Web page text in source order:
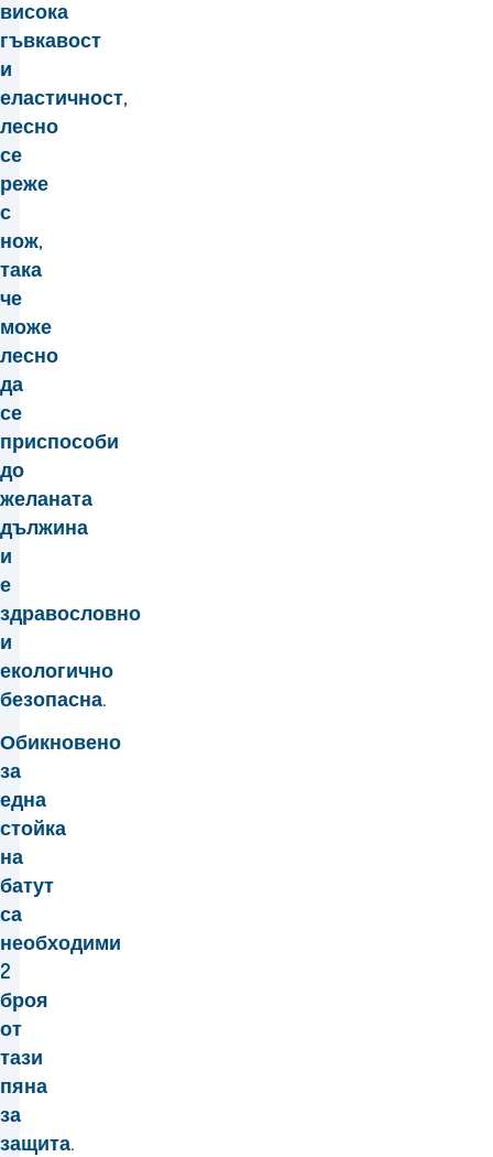
висока
гъвкавост
и
еластичност,
лесно
се
реже
с
нож,
така
че
може
лесно
да
се
приспособи
до
желаната
дължина
и
е
здравословно
и
екологично
безопасна.
Обикновено
за
една
стойка
на
батут
са
необходими
2
броя
от
тази
пяна
за
защита.